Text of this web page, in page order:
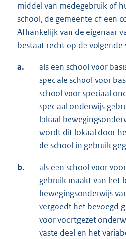
middel van medegebruik of
school, de gemeente of een
Afhankelijk van de eigenaar
bestaat recht op de volgende
a.
als een school voor
speciale school voor
school voor speciaal
speciaal onderwijs
lokaal
wordt dit lokaal door
de school in gebruik
b.
als een school voor
gebruik maakt van het
bewegingsonderwijs
vergoedt het bevoegd
voor voortgezet
vaste deel en het